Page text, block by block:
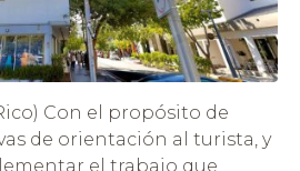
Con el propósito de
de orientación al turista, y
el trabajo que